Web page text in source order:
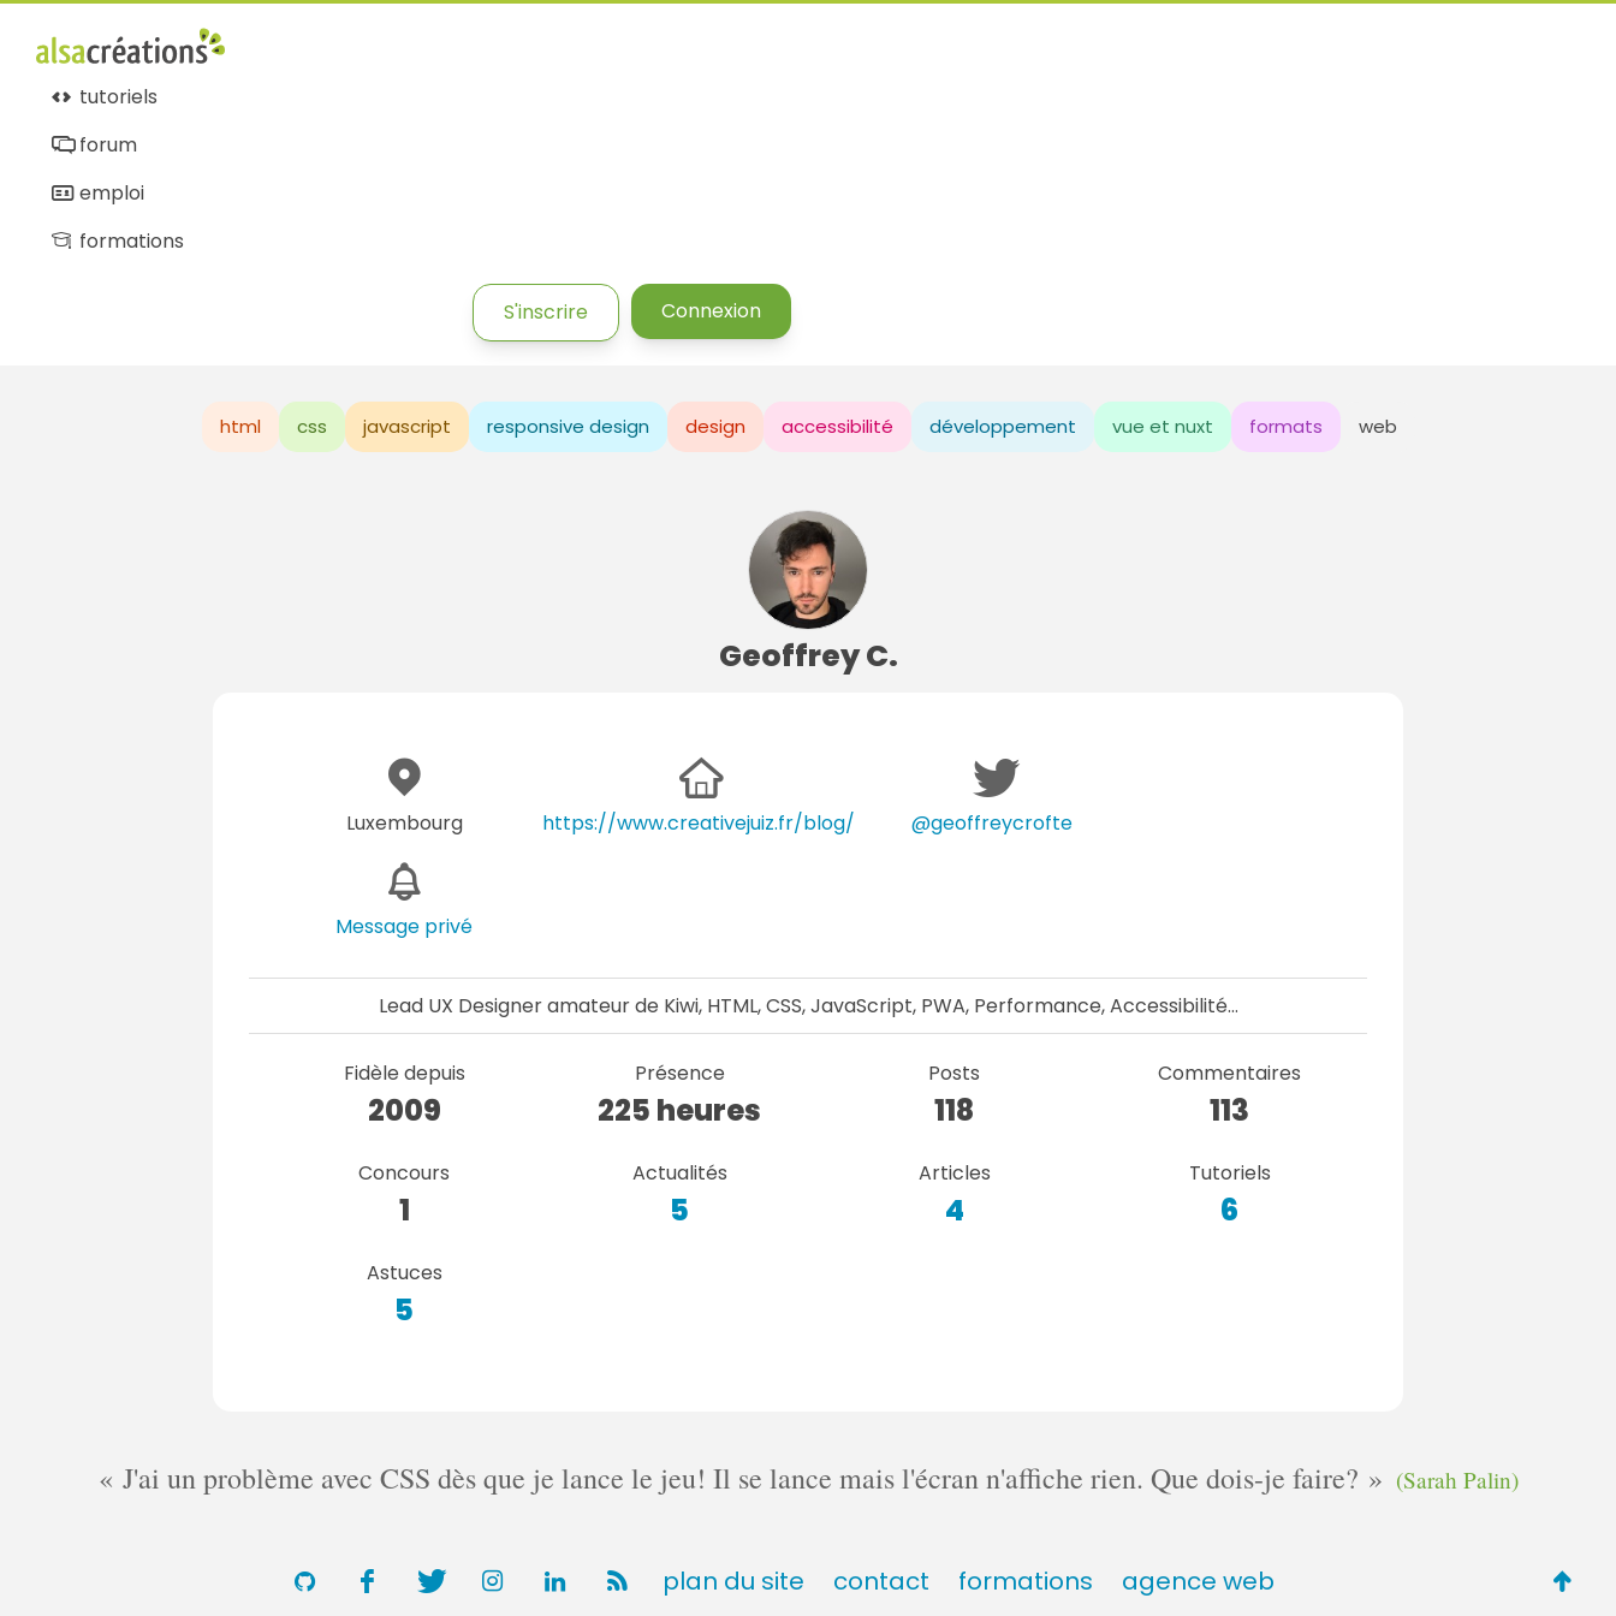
tutoriels
forum
emploi
formations
S'inscrire Connexion
html css javascript responsive design design accessibilité développement vue et nuxt formats web
Geoffrey C.
Luxembourg https://www.creativejuiz.fr/blog/ @geoffreycrofte
Message privé
Lead UX Designer amateur de Kiwi, HTML, CSS, JavaScript, PWA, Performance, Accessibilité…
Fidèle depuis
2009
Présence
225 heures
Posts
118
Commentaires
113
Concours
1
Actualités
5
Articles
4
Tutoriels
6
Astuces
5
J'ai un problème avec CSS dès que je lance le jeu! Il se lance mais l'écran n'affiche rien. Que dois-je faire? (Sarah Palin)
plan du site contact formations agence web